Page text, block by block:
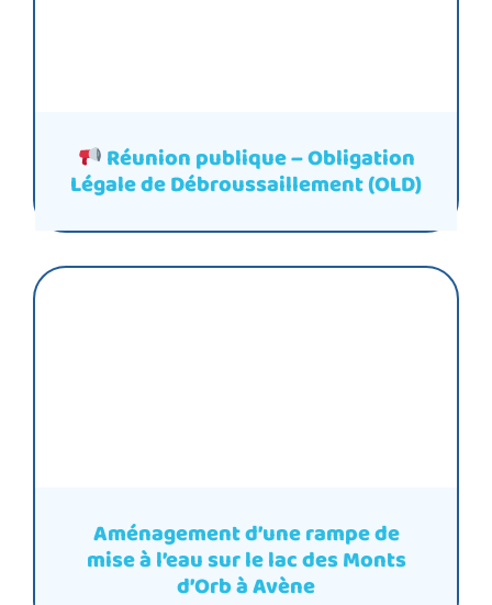
Réunion publique – Obligation
Légale de Débroussaillement (OLD)
Aménagement d’une rampe de
mise à l’eau sur le lac des Monts
d’Orb à Avène